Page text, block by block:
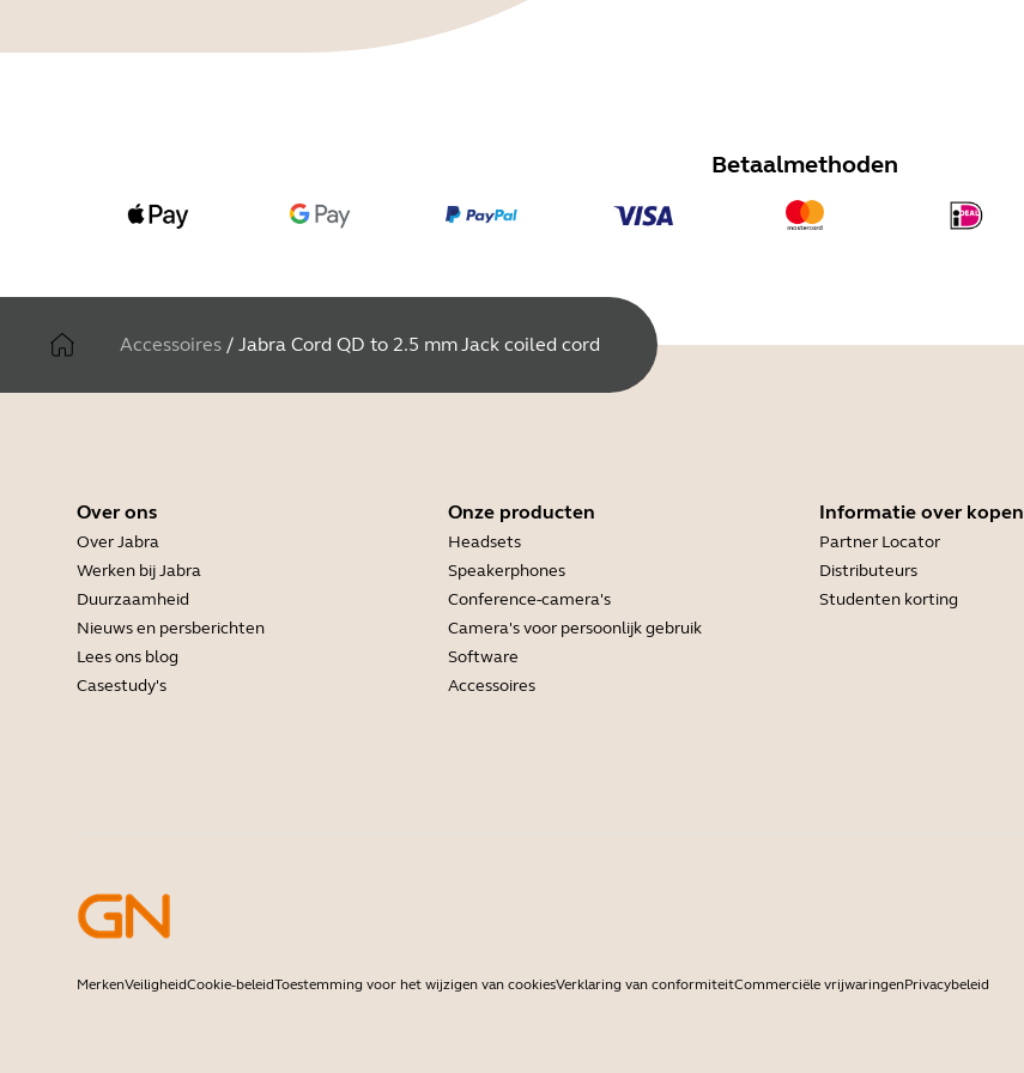
Betaalmethoden
Accessoires / Jabra Cord QD to 2.5 mm Jack coiled cord
Over ons
Over Jabra
Werken bij Jabra
Duurzaamheid
Nieuws en persberichten
Lees ons blog
Casestudy's
Onze producten
Headsets
Speakerphones
Conference-camera's
Camera's voor persoonlijk gebruik
Software
Accessoires
Informatie over kopen
Partner Locator
Distributeurs
Studenten korting
MerkenVeiligheidCookie-beleidToestemming voor het wijzigen van cookiesVerklaring van conformiteitCommerciële vrijwaringenPrivacybeleid